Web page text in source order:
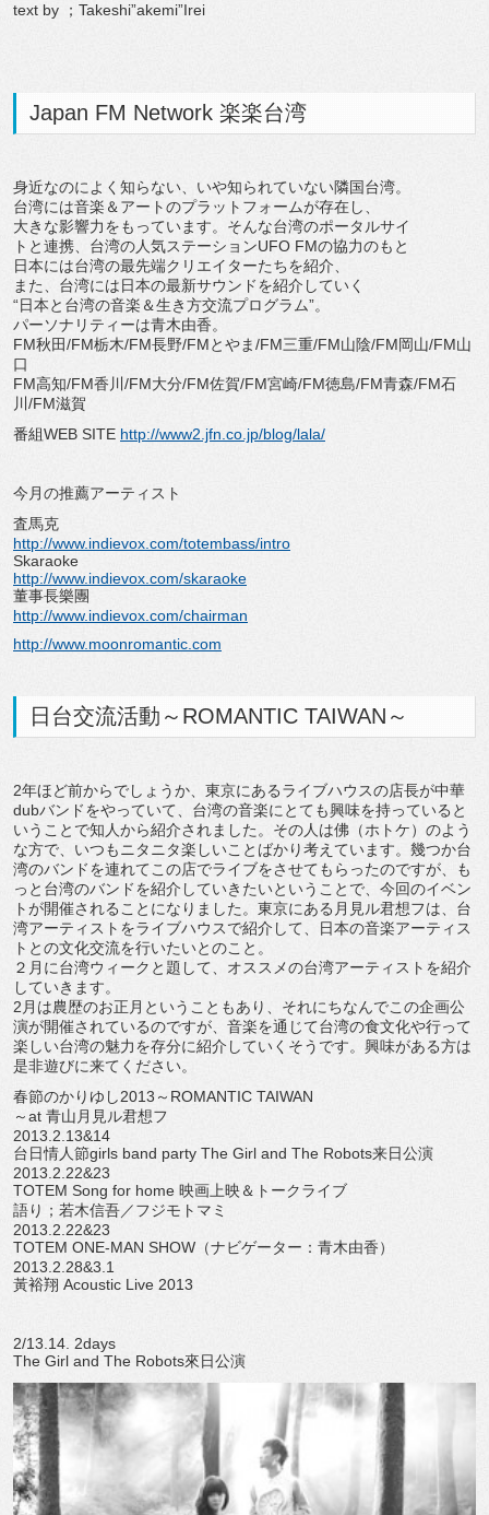
text by ；Takeshi”akemi”Irei
Japan FM Network 楽楽台湾
身近なのによく知らない、いや知られていない隣国台湾。
台湾には音楽＆アートのプラットフォームが存在し、
大きな影響力をもっています。そんな台湾のポータルサイ
トと連携、台湾の人気ステーションUFO FMの協力のもと
日本には台湾の最先端クリエイターたちを紹介、
また、台湾には日本の最新サウンドを紹介していく
“日本と台湾の音楽＆生き方交流プログラム”。
パーソナリティーは青木由香。
FM秋田/FM栃木/FM長野/FMとやま/FM三重/FM山陰/FM岡山/FM山
口
FM高知/FM香川/FM大分/FM佐賀/FM宮崎/FM徳島/FM青森/FM石
川/FM滋賀
番組WEB SITE http://www2.jfn.co.jp/blog/lala/
今月の推薦アーティスト
査馬克
http://www.indievox.com/totembass/intro
Skaraoke
http://www.indievox.com/skaraoke
董事長樂團
http://www.indievox.com/chairman
http://www.moonromantic.com
日台交流活動～ROMANTIC TAIWAN～
2年ほど前からでしょうか、東京にあるライブハウスの店長が中華
dubバンドをやっていて、台湾の音楽にとても興味を持っていると
いうことで知人から紹介されました。その人は佛（ホトケ）のよう
な方で、いつもニタニタ楽しいことばかり考えています。幾つか台
湾のバンドを連れてこの店でライブをさせてもらったのですが、も
っと台湾のバンドを紹介していきたいということで、今回のイベン
トが開催されることになりました。東京にある月見ル君想フは、台
湾アーティストをライブハウスで紹介して、日本の音楽アーティス
トとの文化交流を行いたいとのこと。
２月に台湾ウィークと題して、オススメの台湾アーティストを紹介
していきます。
2月は農歴のお正月ということもあり、それにちなんでこの企画公
演が開催されているのですが、音楽を通じて台湾の食文化や行って
楽しい台湾の魅力を存分に紹介していくそうです。興味がある方は
是非遊びに来てください。
春節のかりゆし2013～ROMANTIC TAIWAN
～at 青山月見ル君想フ
2013.2.13&14
台日情人節girls band party The Girl and The Robots来日公演
2013.2.22&23
TOTEM Song for home 映画上映＆トークライブ
語り；若木信吾／フジモトマミ
2013.2.22&23
TOTEM ONE-MAN SHOW（ナビゲーター：青木由香）
2013.2.28&3.1
黃裕翔 Acoustic Live 2013
2/13.14. 2days
The Girl and The Robots來日公演